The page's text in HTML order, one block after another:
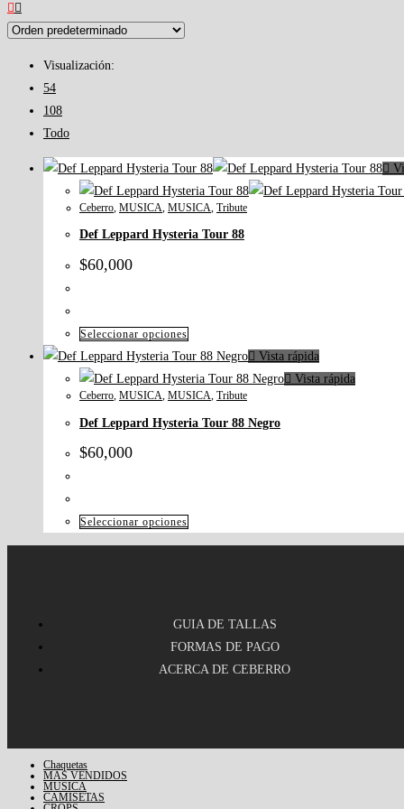
Visualización:
54
108
Todo
Ceberro, MUSICA, MUSICA, Tribute
Def Leppard Hysteria Tour 88
$60,000
Seleccionar opciones
Vista rápida
Vista rápida
Ceberro, MUSICA, MUSICA, Tribute
Def Leppard Hysteria Tour 88 Negro
$60,000
Seleccionar opciones
GUIA DE TALLAS
FORMAS DE PAGO
ACERCA DE CEBERRO
Chaquetas
MAS VENDIDOS
MUSICA
CAMISETAS